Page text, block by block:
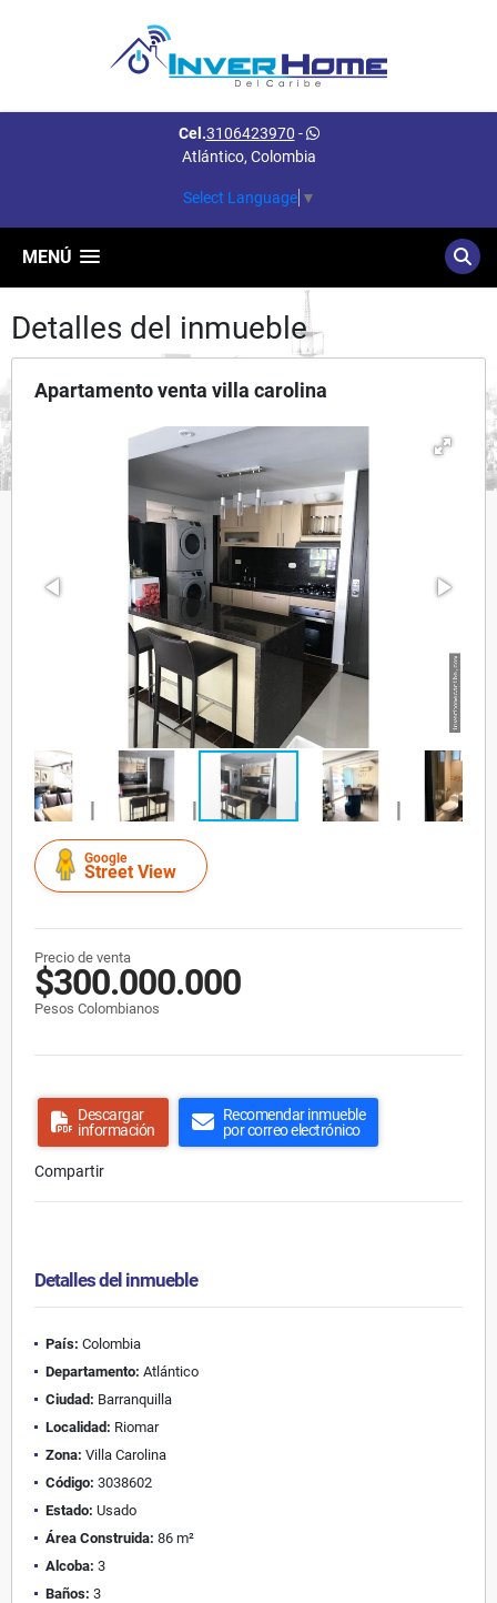
Cel.3106423970 -
Atlántico, Colombia
Select Language ▼
MENÚ
Detalles del inmueble
Apartamento venta villa carolina
Google
Street View
Precio de venta
$300.000.000
Pesos Colombianos
Descargar
información
Recomendar inmueble
por correo electrónico
Compartir
Detalles del inmueble
País: Colombia
Departamento: Atlántico
Ciudad: Barranquilla
Localidad: Riomar
Zona: Villa Carolina
Código: 3038602
Estado: Usado
Área Construida: 86 m²
Alcoba: 3
Baños: 3